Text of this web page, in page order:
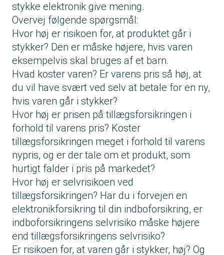
stykke elektronik give mening.
Overvej følgende spørgsmål:
Hvor høj er risikoen for, at produktet går i
stykker? Den er måske højere, hvis varen
eksempelvis skal bruges af et barn.
Hvad koster varen? Er varens pris så høj, at
du vil have svært ved selv at betale for en ny,
hvis varen går i stykker?
Hvor høj er prisen på tillægsforsikringen i
forhold til varens pris? Koster
tillægsforsikringen meget i forhold til varens
nypris, og er der tale om et produkt, som
hurtigt falder i pris på markedet?
Hvor høj er selvrisikoen ved
tillægsforsikringen? Har du i forvejen en
elektronikforsikring til din indboforsikring, er
indboforsikringens selvrisiko måske højere
end tillægsforsikringens selvrisiko?
Er risikoen for, at varen går i stykker, høj? Og